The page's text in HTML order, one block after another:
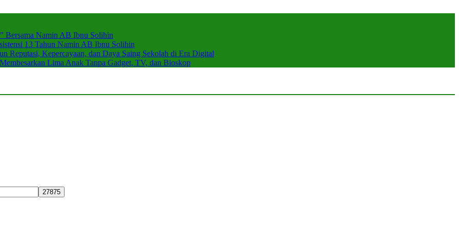
Bersama Namin AB Ibnu Solihin
13 Tahun Namin AB Ibnu Solihin
Reputasi, Kepercayaan, dan Daya Saing Sekolah di Era Digital
Lima Anak Tanpa Gadget, TV, dan Bioskop